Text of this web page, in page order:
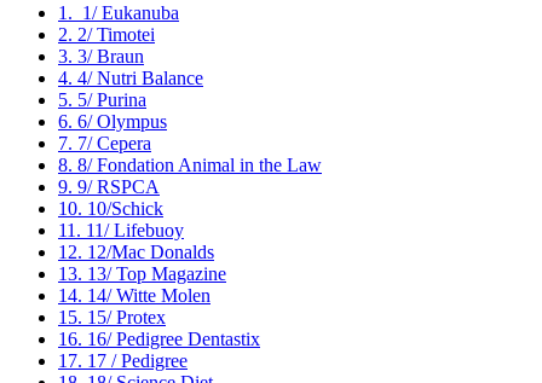
1. 1/ Eukanuba
2. 2/ Timotei
3. 3/ Braun
4. 4/ Nutri Balance
5. 5/ Purina
6. 6/ Olympus
7. 7/ Cepera
8. 8/ Fondation Animal in the Law
9. 9/ RSPCA
10. 10/Schick
11. 11/ Lifebuoy
12. 12/Mac Donalds
13. 13/ Top Magazine
14. 14/ Witte Molen
15. 15/ Protex
16. 16/ Pedigree Dentastix
17. 17 / Pedigree